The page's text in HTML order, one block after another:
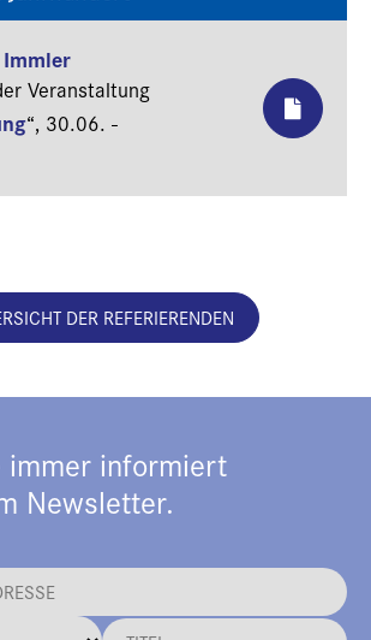
Veranstaltung
“, 30.06. -
DER REFERIERENDEN
immer informiert
Newsletter.